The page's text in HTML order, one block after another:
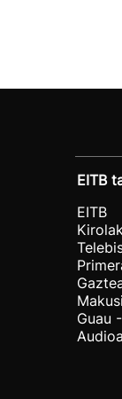
EITB
EITB
Makusi
Guau
Audioa